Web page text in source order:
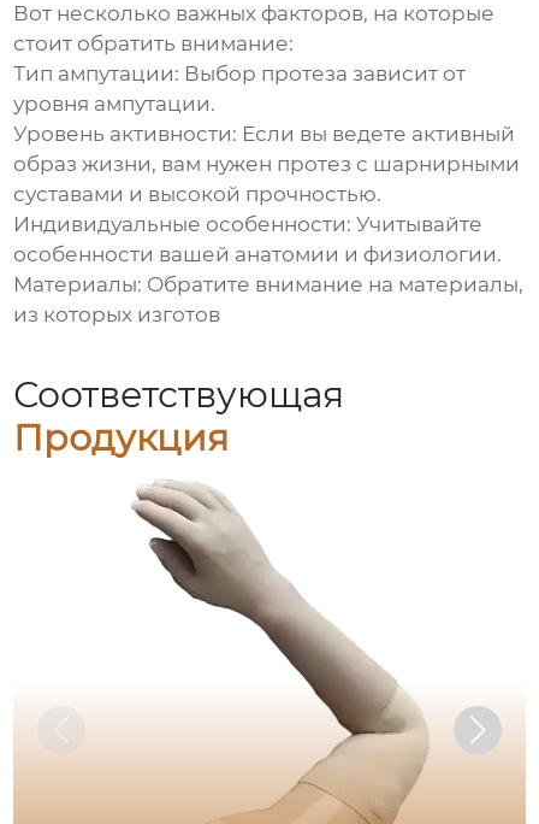
Вот несколько важных факторов, на которые
стоит обратить внимание:
Тип ампутации: Выбор протеза зависит от
уровня ампутации.
Уровень активности: Если вы ведете активный
образ жизни, вам нужен протез с шарнирными
суставами и высокой прочностью.
Индивидуальные особенности: Учитывайте
особенности вашей анатомии и физиологии.
Материалы: Обратите внимание на материалы,
из которых изготов
Соответствующая
Продукция